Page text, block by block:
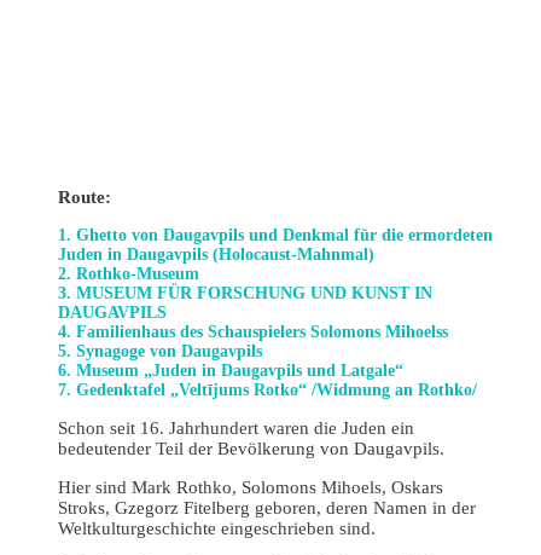
Route:
1. Ghetto von Daugavpils und Denkmal für die ermordeten
Juden in Daugavpils (Holocaust-Mahnmal)
2. Rothko-Museum
3. MUSEUM FÜR FORSCHUNG UND KUNST IN
DAUGAVPILS
4. Familienhaus des Schauspielers Solomons Mihoelss
5. Synagoge von Daugavpils
6. Museum „Juden in Daugavpils und Latgale“
7. Gedenktafel „Veltījums Rotko“ /Widmung an Rothko/
Schon seit 16. Jahrhundert waren die Juden ein
bedeutender Teil der Bevölkerung von Daugavpils.
Hier sind Mark Rothko, Solomons Mihoels, Oskars
Stroks, Gzegorz Fitelberg geboren, deren Namen in der
Weltkulturgeschichte eingeschrieben sind.